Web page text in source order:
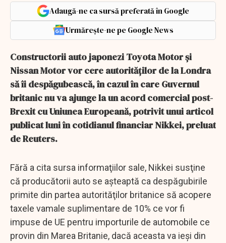
Adaugă-ne ca sursă preferată în Google
Urmărește-ne pe Google News
Constructorii auto japonezi Toyota Motor şi
Nissan Motor vor cere autorităţilor de la Londra
să îi despăgubească, în cazul în care Guvernul
britanic nu va ajunge la un acord comercial post-
Brexit cu Uniunea Europeană, potrivit unui articol
publicat luni în cotidianul financiar Nikkei, preluat
de Reuters.
Fără a cita sursa informaţiilor sale, Nikkei susţine
că producătorii auto se aşteaptă ca despăgubirile
primite din partea autorităţilor britanice să acopere
taxele vamale suplimentare de 10% ce vor fi
impuse de UE pentru importurile de automobile ce
provin din Marea Britanie, dacă aceasta va ieşi din